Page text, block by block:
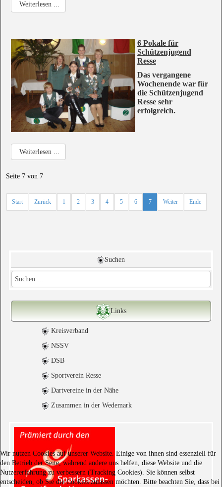
Weiterlesen ...
6 Pokale für
Schützenjugend
Resse
Das vergangene
Wochenende war für
die Schützenjugend
Resse sehr
erfolgreich.
Weiterlesen ...
Seite 7 von 7
Start Zurück 1 2 3 4 5 6 7 Weiter Ende
Suchen
Links
Kreisverband
NSSV
DSB
Sportverein Resse
Dartvereine in der Nähe
Zusammen in der Wedemark
Wir nutzen Cookies auf unserer Website. Einige von ihnen sind essenziell für
den Betrieb der Seite, während andere uns helfen, diese Website und die
Nutzererfahrung zu verbessern (Tracking Cookies). Sie können selbst
entscheiden, ob Sie die Cookies zulassen möchten. Bitte beachten Sie, dass bei